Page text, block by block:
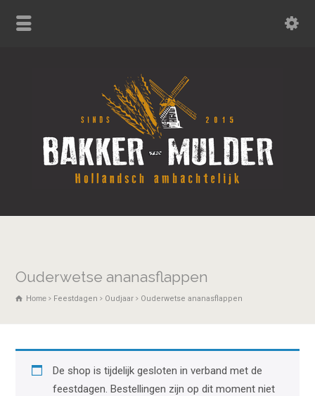
Ouderwetse ananasflappen
Home Feestdagen Oudjaar Ouderwetse ananasflappen
De shop is tijdelijk gesloten in verband met de
feestdagen. Bestellingen zijn op dit moment niet